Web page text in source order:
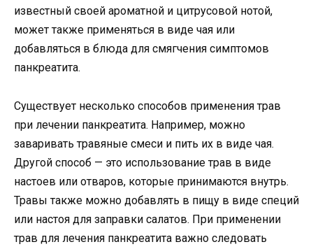
известный своей ароматной и цитрусовой нотой,
может также применяться в виде чая или
добавляться в блюда для смягчения симптомов
панкреатита.
Существует несколько способов применения трав
при лечении панкреатита. Например, можно
заваривать травяные смеси и пить их в виде чая.
Другой способ — это использование трав в виде
настоев или отваров, которые принимаются внутрь.
Травы также можно добавлять в пищу в виде специй
или настоя для заправки салатов. При применении
трав для лечения панкреатита важно следовать